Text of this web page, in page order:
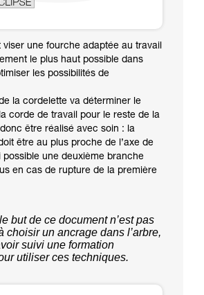
viser une fourche adaptée au travail
le plus haut possible dans
les possibilités de
la cordelette va déterminer le
corde de travail pour le reste de la
être réalisé avec soin : la
être au plus proche de l’axe de
possible une deuxième branche
en cas de rupture de la première
le but de ce document n’est pas
choisir un ancrage dans l’arbre,
suivi une formation
utiliser ces techniques.